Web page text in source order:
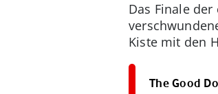
Das Finale
Kiste mit den
The Good